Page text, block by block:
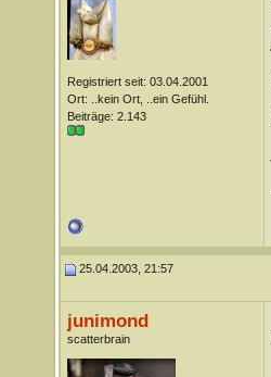
Registriert seit: 03.04.2001
Ort: ..kein Ort, ..ein Gefühl.
Beiträge: 2.143
25.04.2003, 21:57
junimond
scatterbrain